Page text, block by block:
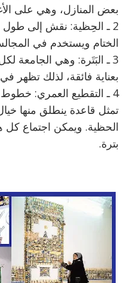
بعض المنازل، وهي على
2 ـ الحِظية: نقش إلى طول
الختام ويستخدم في
3 ـ البَتَرة: وهي الجامعة
بعناية فائقة، لذلك تظهر
4 ـ التقطيع العمري:
تمثل قاعدة ينطلق منها خيال
الحظية. ويمكن اجتماع كل
بترة.